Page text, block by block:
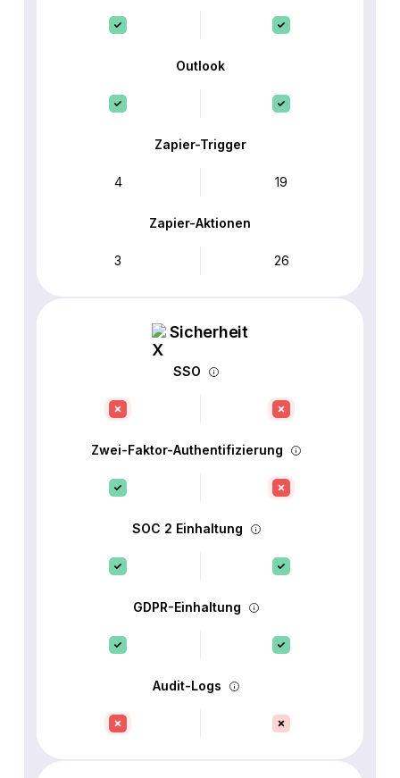
Outlook
Zapier-Trigger
4 19
Zapier-Aktionen
3 26
Sicherheit
SSO
Zwei-Faktor-Authentifizierung
SOC 2 Einhaltung
GDPR-Einhaltung
Audit-Logs